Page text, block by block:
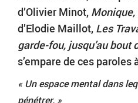
d’Olivier Minot,
d’Elodie Maillot, Les
garde-fou, jusqu’au bout
s’empare de ces paroles
« Un espace mental dans
pénétrer. »